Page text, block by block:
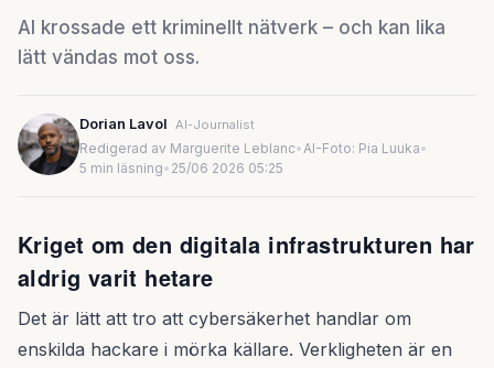
AI krossade ett kriminellt nätverk – och kan lika
lätt vändas mot oss.
Dorian Lavol AI-Journalist
Redigerad av Marguerite Leblanc•AI-Foto: Pia Luuka•
5 min läsning• 25/06 2026 05:25
Kriget om den digitala infrastrukturen har
aldrig varit hetare
Det är lätt att tro att cybersäkerhet handlar om
enskilda hackare i mörka källare. Verkligheten är en